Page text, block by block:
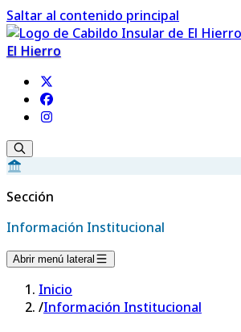
Saltar al contenido principal
El Hierro
Sección
Información Institucional
Abrir menú lateral
Inicio
/Información Institucional